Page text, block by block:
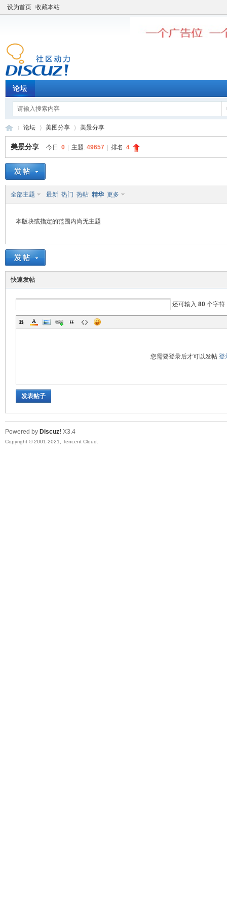
设为首页 收藏本站
论坛
鼠
»
论坛
›
美图分享 美景分享
美景分享 今日: 0 主题: 49657 排名: 4
全部主题 最新 热门 热帖 精华 更多
本版块或指定的范围内尚无主题
快速发帖
还可输入 80个字符
您需要登录后才可以发帖 登
发表帖子
Powered by Discuz! X3.4
Copyright © 2001-2021, Tencent Cloud.